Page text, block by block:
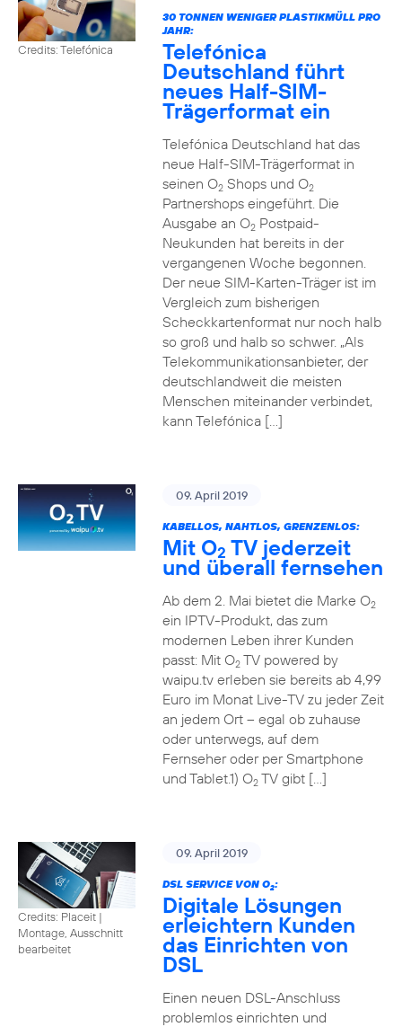
Credits: Telefónica
30 TONNEN WENIGER PLASTIKMÜLL PRO
JAHR:
Telefónica
Deutschland führt
neues Half-SIM-
Trägerformat ein
Telefónica Deutschland hat das
neue Half-SIM-Trägerformat in
seinen O2Shops und O2
Partnershops eingeführt. Die
Ausgabe an O2Postpaid-
Neukunden hat bereits in der
vergangenen Woche begonnen.
Der neue SIM-Karten-Träger ist im
Vergleich zum bisherigen
Scheckkartenformat nur noch halb
so groß und halb so schwer. „Als
Telekommunikationsanbieter, der
deutschlandweit die meisten
Menschen miteinander verbindet,
kann Telefónica […]
09. April 2019
KABELLOS, NAHTLOS, GRENZENLOS:
Mit O2 TV jederzeit
und überall fernsehen
Ab dem 2. Mai bietet die Marke O2
ein IPTV-Produkt, das zum
modernen Leben ihrer Kunden
passt: Mit O2TV powered by
waipu.tv erleben sie bereits ab 4,99
Euro im Monat Live-TV zu jeder Zeit
an jedem Ort – egal ob zuhause
oder unterwegs, auf dem
Fernseher oder per Smartphone
und Tablet.1) O2TV gibt […]
Credits: Placeit |
Montage, Ausschnitt
bearbeitet
09. April 2019
DSL SERVICE VON O2:
Digitale Lösungen
erleichtern Kunden
das Einrichten von
DSL
Einen neuen DSL-Anschluss
problemlos einrichten und